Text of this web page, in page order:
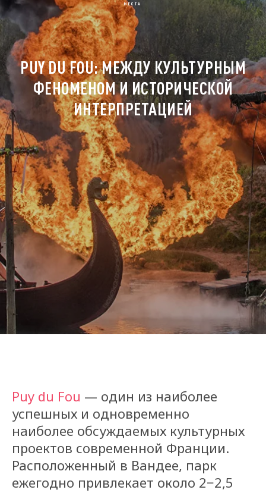
МЕСТА
PUY DU FOU: МЕЖДУ КУЛЬТУРНЫМ
ФЕНОМЕНОМ И ИСТОРИЧЕСКОЙ
ИНТЕРПРЕТАЦИЕЙ
Puy du Fou — один из наиболее
успешных и одновременно
наиболее обсуждаемых культурных
проектов современной Франции.
Расположенный в Вандее, парк
ежегодно привлекает около 2−2,5